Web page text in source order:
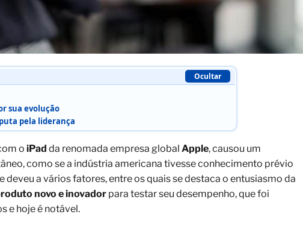
Ocultar
sua evolução
pela liderança
o iPad da renomada empresa global Apple, causou um
como se a indústria americana tivesse conhecimento prévio
deveu a vários fatores, entre os quais se destaca o entusiasmo da
novo e inovador para testar seu desempenho, que foi
e hoje é notável.